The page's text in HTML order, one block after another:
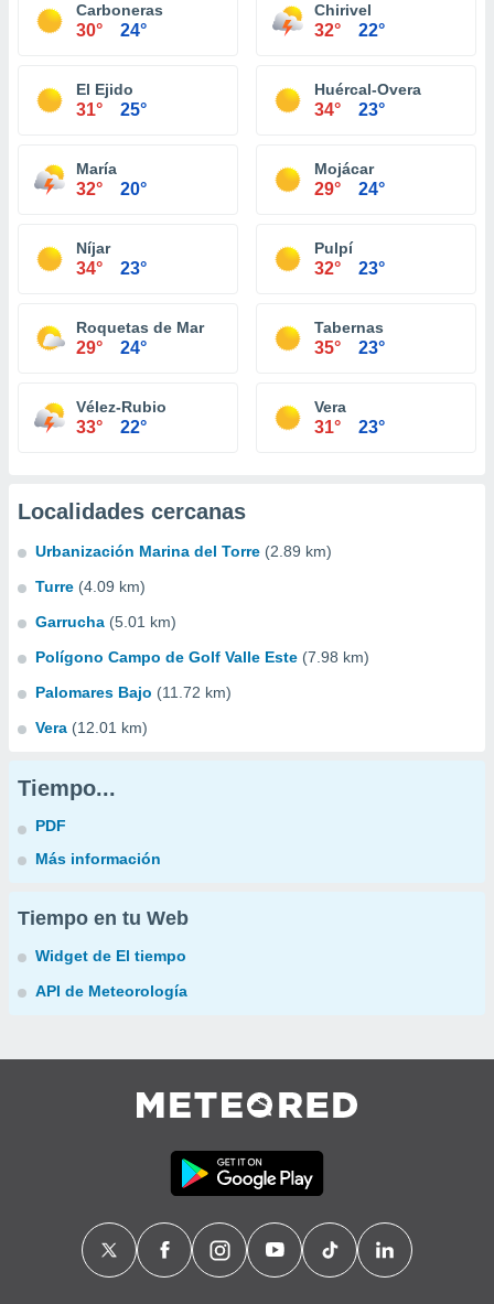
Carboneras
30° 24°
Chirivel
32° 22°
El Ejido
31° 25°
Huércal-Overa
34° 23°
María
32° 20°
Mojácar
29° 24°
Níjar
34° 23°
Pulpí
32° 23°
Roquetas de Mar
29° 24°
Tabernas
35° 23°
Vélez-Rubio
33° 22°
Vera
31° 23°
Localidades cercanas
Urbanización Marina del Torre (2.89 km)
Turre (4.09 km)
Garrucha (5.01 km)
Polígono Campo de Golf Valle Este (7.98 km)
Palomares Bajo (11.72 km)
Vera (12.01 km)
Tiempo...
PDF
Más información
Tiempo en tu Web
Widget de El tiempo
API de Meteorología